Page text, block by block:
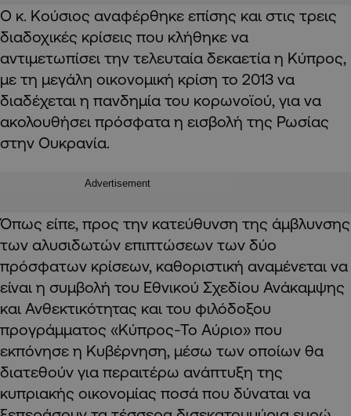
Ο κ. Κούσιος αναφέρθηκε επίσης και στις τρεις
διαδοχικές κρίσεις που κλήθηκε να
αντιμετωπίσει την τελευταία δεκαετία η Κύπρος,
με τη μεγάλη οικονομική κρίση το 2013 να
διαδέχεται η πανδημία του κορωνοϊού, για να
ακολουθήσει πρόσφατα η εισβολή της Ρωσίας
στην Ουκρανία.
Advertisement
Όπως είπε, προς την κατεύθυνση της άμβλυνσης
των αλυσιδωτών επιπτώσεων των δύο
πρόσφατων κρίσεων, καθοριστική αναμένεται να
είναι η συμβολή του Εθνικού Σχεδίου Ανάκαμψης
και Ανθεκτικότητας και του φιλόδοξου
προγράμματος «Κύπρος-Το Αύριο» που
εκπόνησε η Κυβέρνηση, μέσω των οποίων θα
διατεθούν για περαιτέρω ανάπτυξη της
κυπριακής οικονομίας ποσά που δύναται να